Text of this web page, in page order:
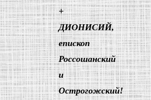
+
ДИОНИСИЙ,
епископ
Россошанский
и
Острогожский!